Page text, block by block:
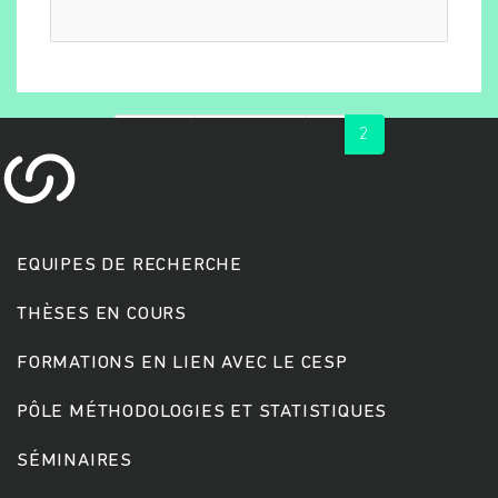
2
EQUIPES DE RECHERCHE
THÈSES EN COURS
FORMATIONS EN LIEN AVEC LE CESP
PÔLE MÉTHODOLOGIES ET STATISTIQUES
SÉMINAIRES